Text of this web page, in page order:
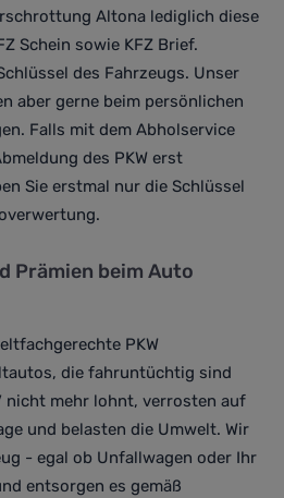
Altona lediglich diese
Schein sowie KFZ Brief.
des Fahrzeugs. Unser
aber gerne beim persönlichen
Falls mit dem Abholservice
des PKW erst
Sie erstmal nur die Schlüssel
Prämien beim Auto
PKW
die fahruntüchtig sind
nicht mehr lohnt, verrosten auf
und belasten die Umwelt. Wir
- egal ob Unfallwagen oder Ihr
entsorgen es gemäß